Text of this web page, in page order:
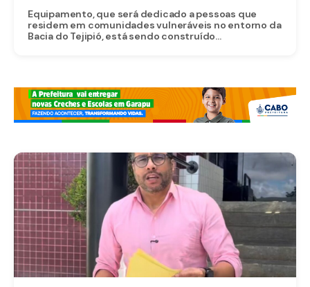
Equipamento, que será dedicado a pessoas que
residem em comunidades vulneráveis no entorno da
Bacia do Tejipió, está sendo construído...